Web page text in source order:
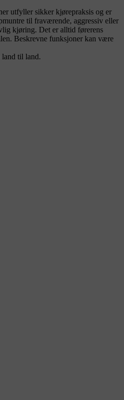
utfyller sikker kjørepraksis og er
til fraværende, aggressiv eller
kjøring. Det er alltid førerens
Beskrevne funksjoner kan være
land til land.